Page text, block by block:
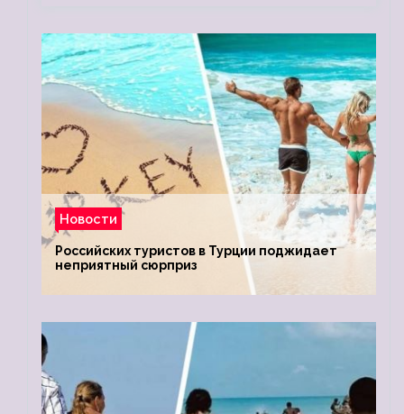
Новости
Российских туристов в Турции поджидает
неприятный сюрприз